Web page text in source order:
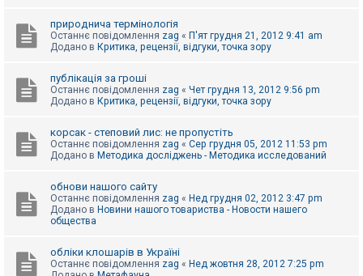
природнича термінологія
Останнє повідомлення zag « П'ят грудня 21, 2012 9:41 am
Додано в Критика, рецензії, відгуки, точка зору
публікація за гроші
Останнє повідомлення zag « Чет грудня 13, 2012 9:56 pm
Додано в Критика, рецензії, відгуки, точка зору
корсак - степовий лис: не пропустіть
Останнє повідомлення zag « Сер грудня 05, 2012 11:53 pm
Додано в Методика досліджень - Методика исследований
обнови нашого сайту
Останнє повідомлення zag « Нед грудня 02, 2012 3:47 pm
Додано в Новини нашого товариства - Новости нашего
общества
обліки клошарів в Україні
Останнє повідомлення zag « Нед жовтня 28, 2012 7:25 pm